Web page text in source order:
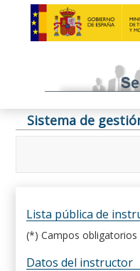
Sistema de
Lista pública de
(*) Campos obligatorios
Datos del instructor